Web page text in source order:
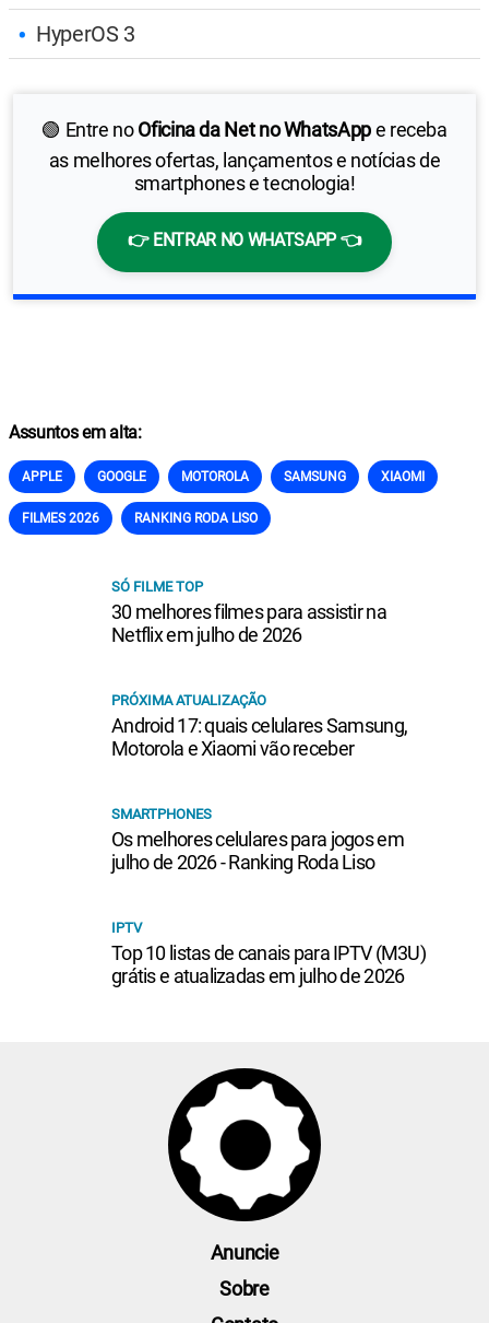
HyperOS 3
🟢 Entre noOficina da Net no WhatsAppe receba
as melhores ofertas, lançamentos e notícias de
smartphones e tecnologia!
👉 ENTRAR NO WHATSAPP 👈
Assuntos em alta:
APPLE GOOGLE MOTOROLA SAMSUNG XIAOMI
FILMES 2026 RANKING RODA LISO
SÓ FILME TOP
30 melhores filmes para assistir na
Netflix em julho de 2026
PRÓXIMA ATUALIZAÇÃO
Android 17: quais celulares Samsung,
Motorola e Xiaomi vão receber
SMARTPHONES
Os melhores celulares para jogos em
julho de 2026 - Ranking Roda Liso
IPTV
Top 10 listas de canais para IPTV (M3U)
grátis e atualizadas em julho de 2026
Anuncie
Sobre